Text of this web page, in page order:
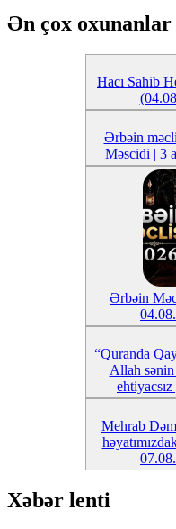
Ən çox oxunanlar
Hacı Sahib
Ərbəin
Məscidi | 3
Ərbəin
“Quranda
Allah sənin
Mehrab
Xəbər lenti